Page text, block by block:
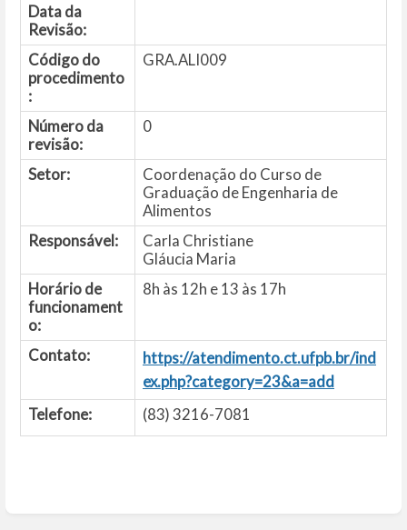
Data da
Revisão:
Código do
procedimento
:
GRA.ALI009
Número da
revisão:
0
Setor:
Coordenação do Curso de
Graduação de Engenharia de
Alimentos
Responsável:
Carla Christiane
Gláucia Maria
Horário de
funcionament
o:
8h às 12h e 13 às 17h
Contato:
https://atendimento.ct.ufpb.br/ind
ex.php?category=23&a=add
Telefone:
(83) 3216-7081